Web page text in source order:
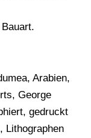
Arabien,
George
gedruckt
Lithographen